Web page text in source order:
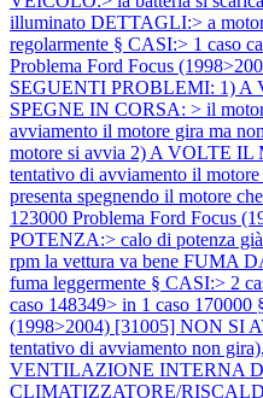
illuminato DETTAGLI:> a
regolarmente § CASI:> 1 caso
Problema Ford Focus
SEGUENTI PROBLEMI: 1) A
SPEGNE IN CORSA: > il
avviamento il motore gira ma
motore si avvia 2) A VOLTE
tentativo di avviamento il
presenta spegnendo il motore
123000 Problema Ford Focus
POTENZA:> calo di potenza
rpm la vettura va bene FUMA
fuma leggermente § CASI:> 2
caso 148349> in 1 caso 170000
(1998>2004) [31005] NON SI
tentativo di avviamento non
VENTILAZIONE INTERNA
CLIMATIZZATORE/